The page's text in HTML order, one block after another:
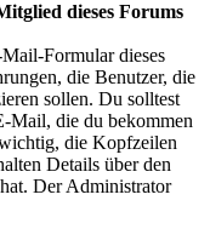
dieses Forums
Formular dieses
die Benutzer, die
sollen. Du solltest
Mail, die du bekommen
die Kopfzeilen
Details über den
Der Administrator